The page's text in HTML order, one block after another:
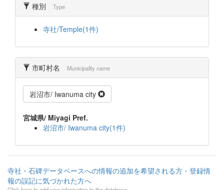
種別 Type
寺社/Temple(1件)
市町村名 Municipality name
岩沼市/ Iwanuma city
宮城県/ Miyagi Pref.
岩沼市/ Iwanuma city(1件)
寺社・石碑データベースへの情報の追加を希望される方・登録情
報の誤記に気づかれた方へ